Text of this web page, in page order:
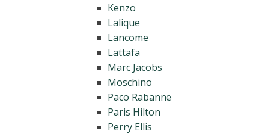
Kenzo
Lalique
Lancome
Lattafa
Marc Jacobs
Moschino
Paco Rabanne
Paris Hilton
Perry Ellis